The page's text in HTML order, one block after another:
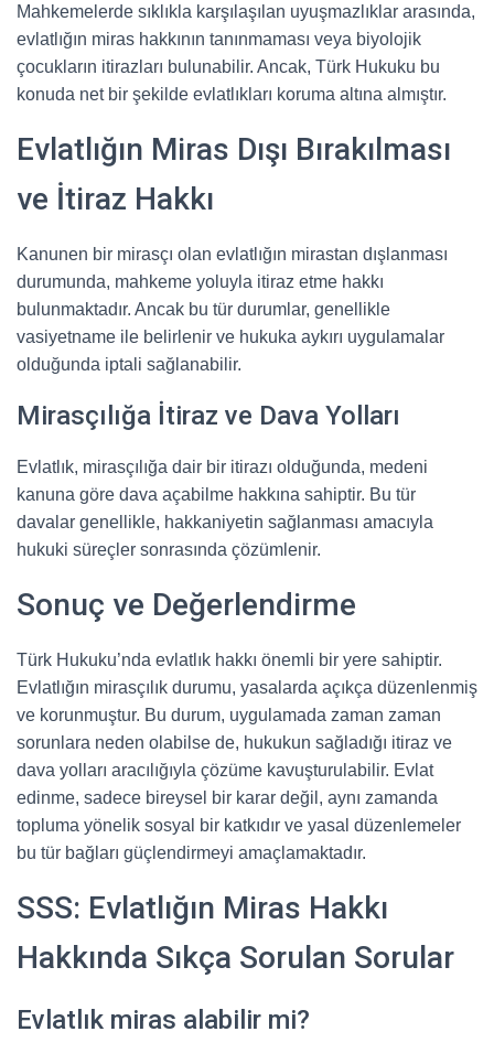
Mahkemelerde sıklıkla karşılaşılan uyuşmazlıklar arasında,
evlatlığın miras hakkının tanınmaması veya biyolojik
çocukların itirazları bulunabilir. Ancak, Türk Hukuku bu
konuda net bir şekilde evlatlıkları koruma altına almıştır.
Evlatlığın Miras Dışı Bırakılması
ve İtiraz Hakkı
Kanunen bir mirasçı olan evlatlığın mirastan dışlanması
durumunda, mahkeme yoluyla itiraz etme hakkı
bulunmaktadır. Ancak bu tür durumlar, genellikle
vasiyetname ile belirlenir ve hukuka aykırı uygulamalar
olduğunda iptali sağlanabilir.
Mirasçılığa İtiraz ve Dava Yolları
Evlatlık, mirasçılığa dair bir itirazı olduğunda, medeni
kanuna göre dava açabilme hakkına sahiptir. Bu tür
davalar genellikle, hakkaniyetin sağlanması amacıyla
hukuki süreçler sonrasında çözümlenir.
Sonuç ve Değerlendirme
Türk Hukuku’nda evlatlık hakkı önemli bir yere sahiptir.
Evlatlığın mirasçılık durumu, yasalarda açıkça düzenlenmiş
ve korunmuştur. Bu durum, uygulamada zaman zaman
sorunlara neden olabilse de, hukukun sağladığı itiraz ve
dava yolları aracılığıyla çözüme kavuşturulabilir. Evlat
edinme, sadece bireysel bir karar değil, aynı zamanda
topluma yönelik sosyal bir katkıdır ve yasal düzenlemeler
bu tür bağları güçlendirmeyi amaçlamaktadır.
SSS: Evlatlığın Miras Hakkı
Hakkında Sıkça Sorulan Sorular
Evlatlık miras alabilir mi?